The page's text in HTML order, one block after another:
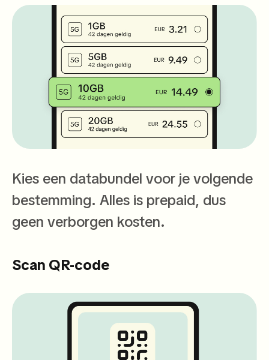
Kies een databundel voor je volgende
bestemming. Alles is prepaid, dus
geen verborgen kosten.
Scan QR-code